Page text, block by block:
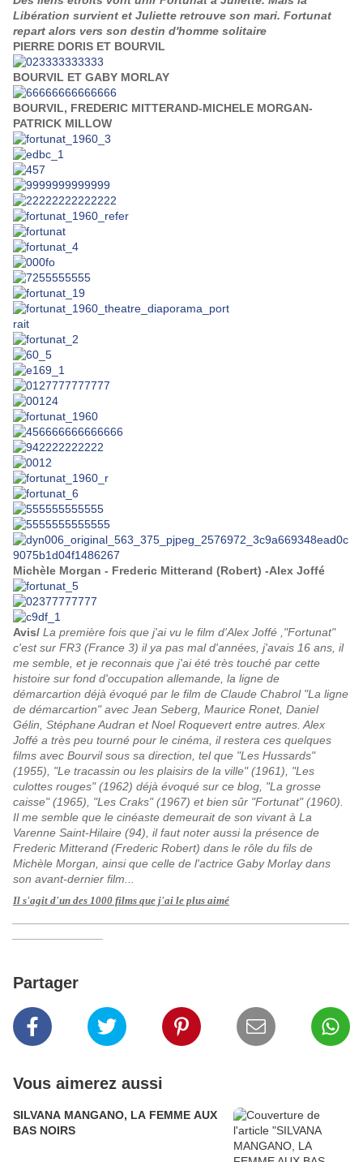
Libération survient et Juliette retrouve son mari. Fortunat
repart alors vers son destin d'homme solitaire
PIERRE DORIS ET BOURVIL
BOURVIL ET GABY MORLAY
BOURVIL, FREDERIC MITTERAND-MICHELE MORGAN-
PATRICK MILLOW
Michèle Morgan - Frederic Mitterand (Robert) -Alex Joffé
Avis/ La première fois que j'ai vu le film d'Alex Joffé ,"Fortunat"
c'est sur FR3 (France 3) il ya pas mal d'années, j'avais 16 ans, il
me semble, et je reconnais que j'ai été très touché par cette
histoire sur fond d'occupation allemande, la ligne de
démarcartion déjà évoqué par le film de Claude Chabrol "La ligne
de démarcartion" avec Jean Seberg, Maurice Ronet, Daniel
Gélin, Stéphane Audran et Noel Roquevert entre autres. Alex
Joffé a très peu tourné pour le cinéma, il restera ces quelques
films avec Bourvil sous sa direction, tel que "Les Hussards"
(1955), "Le tracassin ou les plaisirs de la ville" (1961), "Les
culottes rouges" (1962) déjà évoqué sur ce blog, "La grosse
caisse" (1965), "Les Craks" (1967) et bien sûr "Fortunat" (1960).
Il me semble que le cinéaste demeurait de son vivant à La
Varenne Saint-Hilaire (94), il faut noter aussi la présence de
Frederic Mitterand (Frederic Robert) dans le rôle du fils de
Michèle Morgan, ainsi que celle de l'actrice Gaby Morlay dans
son avant-dernier film...
Il s'agit d'un des 1000 films que j'ai le plus aimé
Partager
Vous aimerez aussi
SILVANA MANGANO, LA FEMME AUX
BAS NOIRS